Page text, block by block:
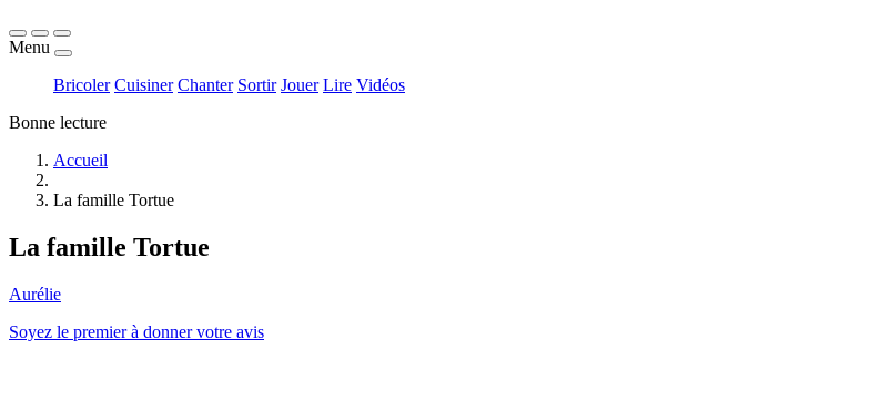
Menu
Bricoler Cuisiner Chanter Sortir Jouer Lire Vidéos
Bonne lecture
Accueil
La famille Tortue
La famille Tortue
Aurélie
Soyez le premier à donner votre avis